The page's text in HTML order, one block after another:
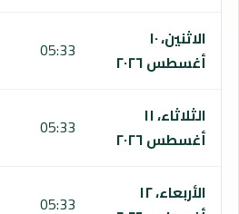
الاثنين، ١٠
أغسطس ٢٠٢٦
05:33
الثلاثاء، ١١
أغسطس ٢٠٢٦
05:33
الأربعاء، ١٢
05:33